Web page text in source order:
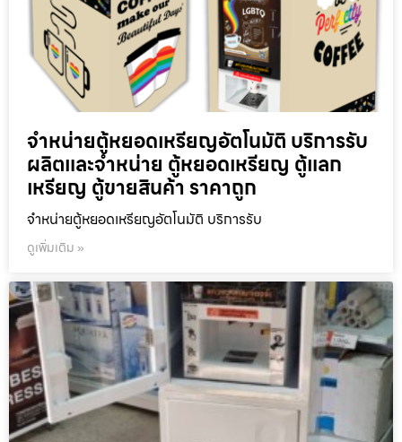
จำหน่ายตู้หยอดเหรียญ​อัตโนมัติ บริการรับ
ผลิตและจำหน่าย ตู้หยอดเหรียญ ตู้แลก
เหรียญ ตู้ขายสินค้า ราคาถูก
จำหน่ายตู้หยอดเหรียญ​อัตโนมัติ บริการรับ
ดูเพิ่มเติม »